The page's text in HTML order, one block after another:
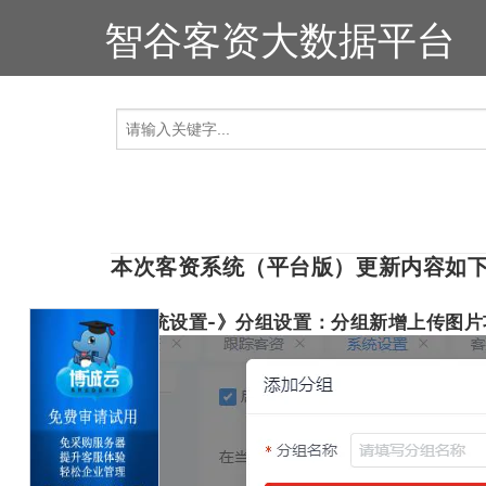
智谷客资大数据平台
本次客资系统（平台版）更新内容如
1. 系统设置-》分组设置：分组新增上传图